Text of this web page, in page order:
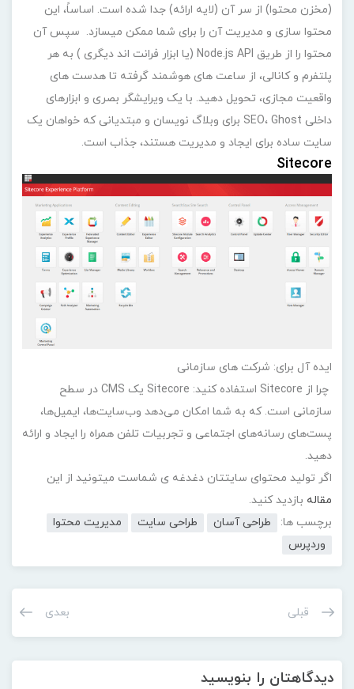
(مخزن محتوا) از سر آن (لایه ارائه) جدا شده است. اساساً، این
محتوا سازی و مدیریت آن را برای شما ممکن میسازد. سپس آن
محتوا را از طریق Node.js API (یا ابزار فرانت اند دیگری ) به هر
پلتفرم و کانالی، از ساعت های هوشمند گرفته تا هدست های
واقعیت مجازی، تحویل دهید. با یک ویرایشگر بصری و ابزارهای
داخلی SEO، Ghost برای وبلاگ نویسان و مبتدیانی که خواهان یک
سایت ساده برای ایجاد و مدیریت هستند، جذاب است.
Sitecore
ایده آل برای: شرکت های سازمانی
چرا از Sitecore استفاده کنید: Sitecore یک CMS در سطح
سازمانی است. که به شما امکان می‌دهد وب‌سایت‌ها، ایمیل‌ها،
پست‌های رسانه‌های اجتماعی و تجربیات تلفن همراه را ایجاد و ارائه
دهید.
اگر تولید محتوای سایتتان دغدغه ی شماست میتونید از این
مقاله بازدید کنید.
برچسب ها:
طراحی آسان طراحی سایت
مدیریت محتوا
وردپرس
قبلی بعدی
دیدگاهتان را بنویسید